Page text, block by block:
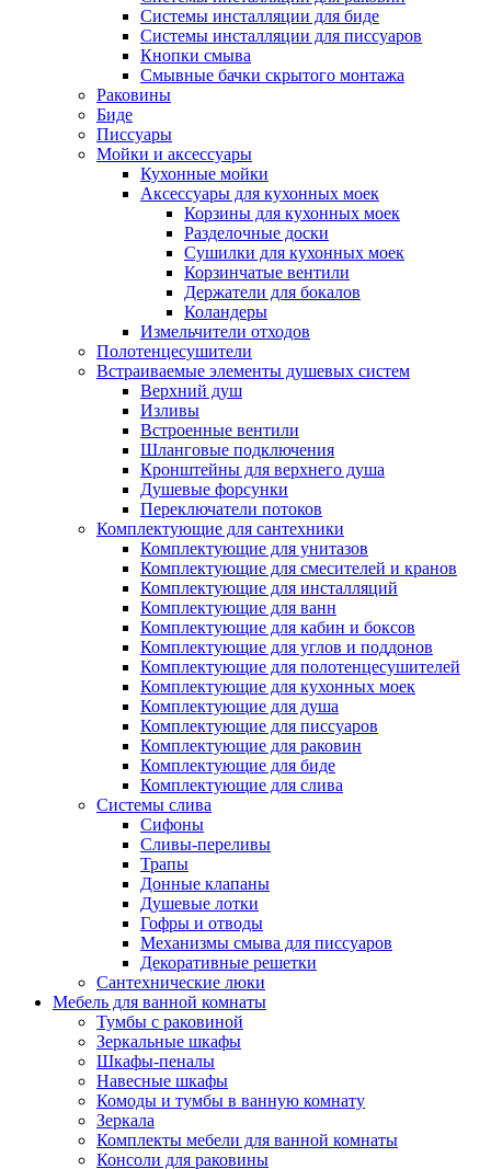
Системы инсталляции для биде
Системы инсталляции для писсуаров
Кнопки смыва
Смывные бачки скрытого монтажа
Раковины
Биде
Писсуары
Мойки и аксессуары
Кухонные мойки
Аксессуары для кухонных моек
Корзины для кухонных моек
Разделочные доски
Сушилки для кухонных моек
Корзинчатые вентили
Держатели для бокалов
Коландеры
Измельчители отходов
Полотенцесушители
Встраиваемые элементы душевых систем
Верхний душ
Изливы
Встроенные вентили
Шланговые подключения
Кронштейны для верхнего душа
Душевые форсунки
Переключатели потоков
Комплектующие для сантехники
Комплектующие для унитазов
Комплектующие для смесителей и кранов
Комплектующие для инсталляций
Комплектующие для ванн
Комплектующие для кабин и боксов
Комплектующие для углов и поддонов
Комплектующие для полотенцесушителей
Комплектующие для кухонных моек
Комплектующие для душа
Комплектующие для писсуаров
Комплектующие для раковин
Комплектующие для биде
Комплектующие для слива
Системы слива
Сифоны
Сливы-переливы
Трапы
Донные клапаны
Душевые лотки
Гофры и отводы
Механизмы смыва для писсуаров
Декоративные решетки
Сантехнические люки
Мебель для ванной комнаты
Тумбы с раковиной
Зеркальные шкафы
Шкафы-пеналы
Навесные шкафы
Комоды и тумбы в ванную комнату
Зеркала
Комплекты мебели для ванной комнаты
Консоли для раковины